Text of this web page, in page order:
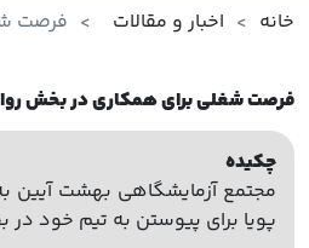
خانه اخبار و مقالات فرصت
فرصت شغلی برای همکاری در بخش
چکیده
مجتمع آزمایشگاهی بهشت آیین
پویا برای پیوستن به تیم خود